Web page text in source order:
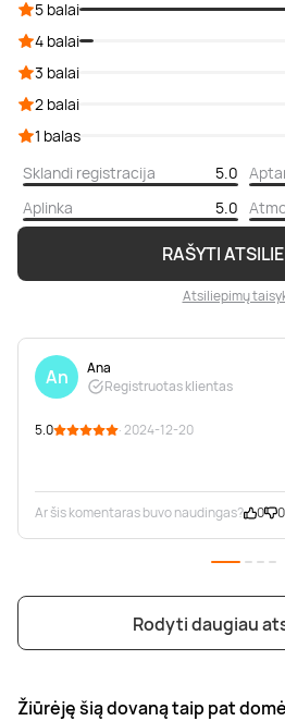
RAŠYTI
Atsiliepimų
5 balai
4 balai
3 balai
2 balai
1 balas
Sklandi registracija
5.0
Aplinka
5.0
An
Ana
Registruotas klientas
5.0 · 2024-12-20
Ar šis komentaras buvo naudingas? 0 0
Rodyti daugiau
Žiūrėję šią dovaną taip pat